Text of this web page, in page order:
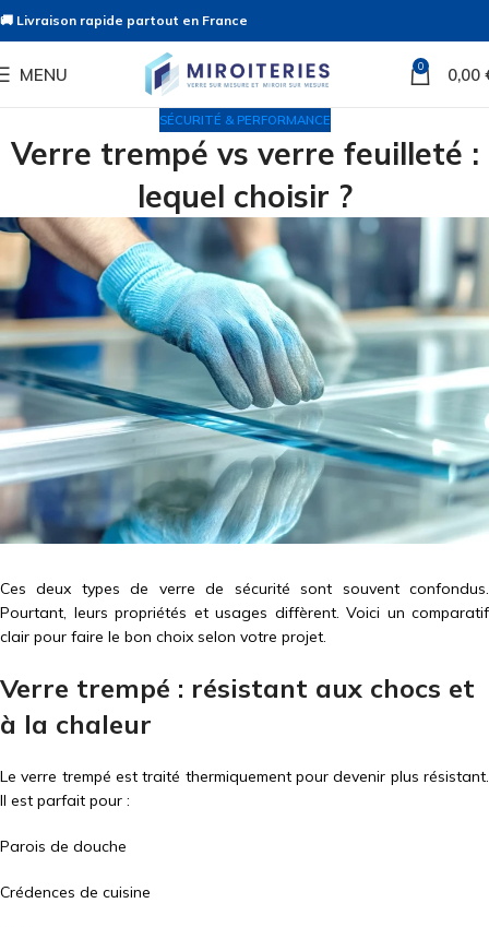
🚚 Livraison rapide partout en France
MENU 0 0,00
SÉCURITÉ & PERFORMANCE
Verre trempé vs verre feuilleté :
lequel choisir ?
Ces deux types de verre de sécurité sont souvent confondus.
Pourtant, leurs propriétés et usages diffèrent. Voici un comparatif
clair pour faire le bon choix selon votre projet.
Verre trempé : résistant aux chocs et
à la chaleur
Le verre trempé est traité thermiquement pour devenir plus résistant.
Il est parfait pour :
Parois de douche
Crédences de cuisine